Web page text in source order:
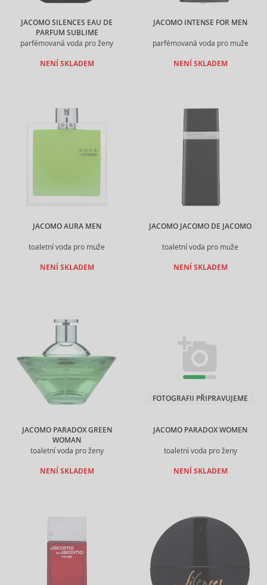
JACOMO SILENCES EAU DE
PARFUM SUBLIME
parfémovaná voda pro ženy
NENÍ SKLADEM
JACOMO INTENSE FOR MEN
parfémovaná voda pro muže
NENÍ SKLADEM
JACOMO AURA MEN
toaletní voda pro muže
NENÍ SKLADEM
JACOMO JACOMO DE JACOMO
toaletní voda pro muže
NENÍ SKLADEM
JACOMO PARADOX GREEN
WOMAN
toaletní voda pro ženy
NENÍ SKLADEM
JACOMO PARADOX WOMEN
toaletní voda pro ženy
FOTOGRAFII PŘIPRAVUJEME
NENÍ SKLADEM